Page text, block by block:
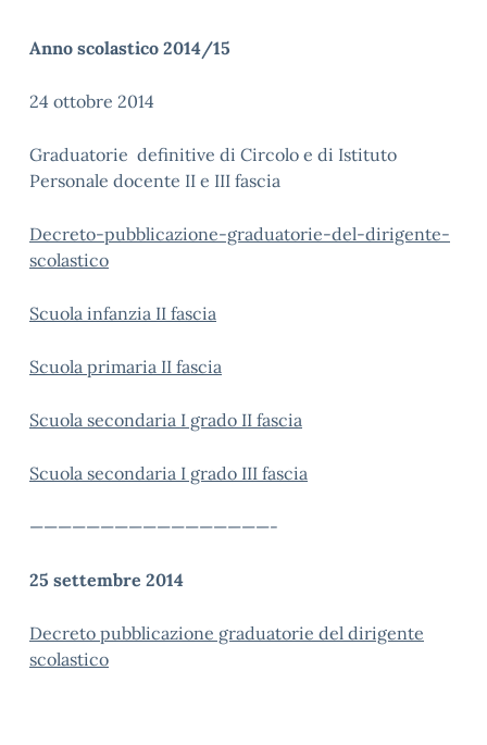
Anno scolastico 2014/15
24 ottobre 2014
Graduatorie definitive di Circolo e di Istituto
Personale docente II e III fascia
Decreto-pubblicazione-graduatorie-del-dirigente-
scolastico
Scuola infanzia II fascia
Scuola primaria II fascia
Scuola secondaria I grado II fascia
Scuola secondaria I grado III fascia
—————————————————-
25 settembre 2014
Decreto pubblicazione graduatorie del dirigente
scolastico